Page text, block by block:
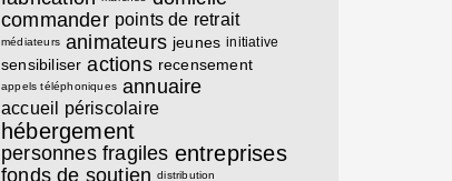
commander points de retrait
médiateurs animateurs jeunes initiative
sensibiliser actions recensement
appels téléphoniques annuaire
accueil périscolaire
hébergement
personnes fragiles entreprises
fonds de soutien distribution